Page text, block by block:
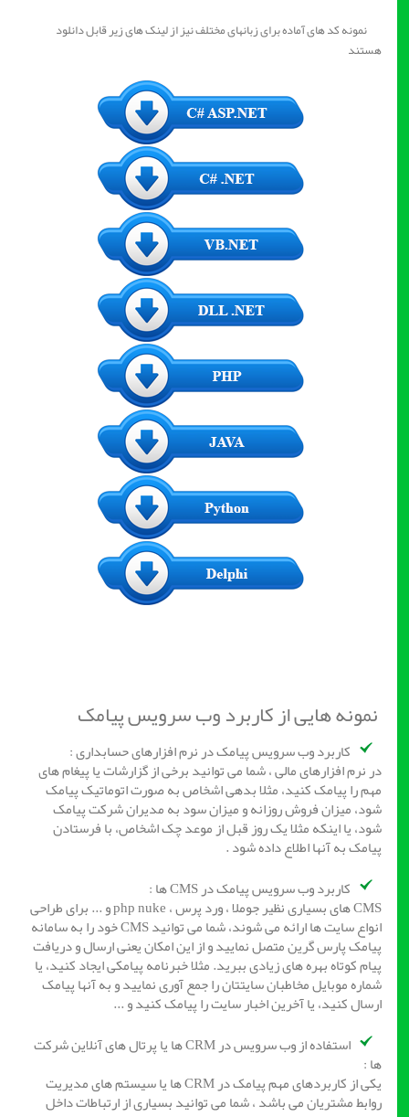
نمونه کد های آماده برای زبانهای مختلف نیز از لینک های زیر قابل دانلود
هستند
نمونه هایی از کاربرد وب سرویس پیامک
کاربرد وب سرویس پیامک در نرم افزارهای حسابداری :
در نرم افزارهای مالی ، شما می توانید برخی از گزارشات یا پیغام های
مهم را پیامک کنید، مثلا بدهی اشخاص به صورت اتوماتیک پیامک
شود، میزان فروش روزانه و میزان سود به مدیران شرکت پیامک
شود، یا اینکه مثلا یک روز قبل از موعد چک اشخاص، با فرستادن
پیامک به آنها اطلاع داده شود .
کاربرد وب سرویس پیامک در CMS ها :
CMS های بسیاری نظیر جوملا ، ورد پرس ، php nuke و ... برای طراحی
انواع سایت ها ارائه می شوند، شما می توانید CMS خود را به سامانه
پیامک پارس گرین متصل نمایید و از این امکان یعنی ارسال و دریافت
پیام کوتاه بهره های زیادی ببرید. مثلا خبرنامه پیامکی ایجاد کنید، یا
شماره موبایل مخاطبان سایتتان را جمع آوری نمایید و به آنها پیامک
ارسال کنید، یا آخرین اخبار سایت را پیامک کنید و ...
استفاده از وب سرویس در CRM ها یا پرتال های آنلاین شرکت
ها :
یکی از کاربردهای مهم پیامک در CRM ها یا سیستم های مدیریت
روابط مشتریان می باشد ، شما می توانید بسیاری از ارتباطات داخل